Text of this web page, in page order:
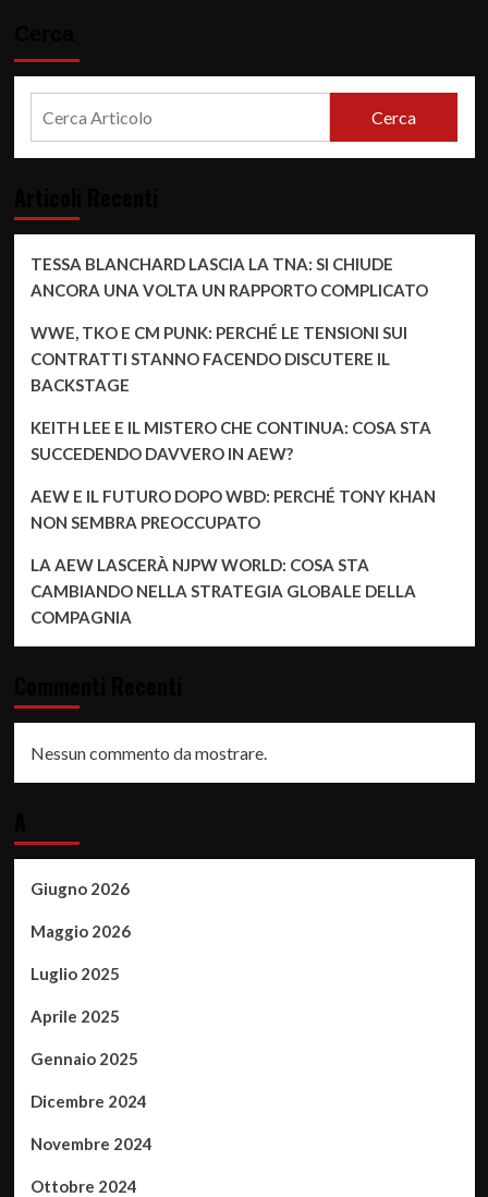
Cerca
TESSA BLANCHARD LASCIA LA TNA: SI CHIUDE
ANCORA UNA VOLTA UN RAPPORTO COMPLICATO
WWE, TKO E CM PUNK: PERCHÉ LE TENSIONI SUI
CONTRATTI STANNO FACENDO DISCUTERE IL
BACKSTAGE
KEITH LEE E IL MISTERO CHE CONTINUA: COSA STA
SUCCEDENDO DAVVERO IN AEW?
AEW E IL FUTURO DOPO WBD: PERCHÉ TONY KHAN
NON SEMBRA PREOCCUPATO
LA AEW LASCERÀ NJPW WORLD: COSA STA
CAMBIANDO NELLA STRATEGIA GLOBALE DELLA
COMPAGNIA
Nessun commento da mostrare.
Giugno 2026
Maggio 2026
Luglio 2025
Aprile 2025
Gennaio 2025
Dicembre 2024
Novembre 2024
Ottobre 2024